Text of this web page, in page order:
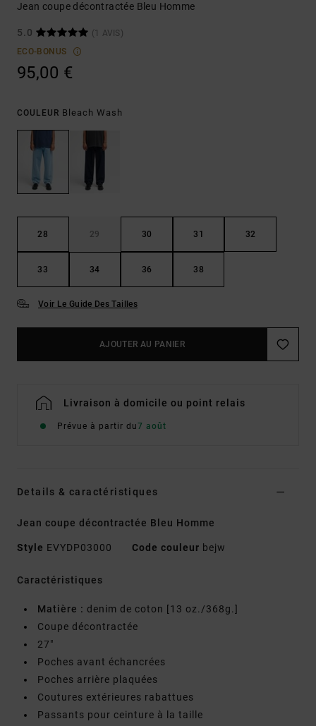
Jean coupe décontractée Bleu Homme
5.0
(1 AVIS)
ECO-BONUS
95,00 €
COULEUR Bleach Wash
28 29 30 31 32
33 34 36 38
Voir Le Guide Des Tailles
AJOUTER AU PANIER
Livraison à domicile ou point relais
Prévue à partir du7 août
Details & caractéristiques
Jean coupe décontractée Bleu Homme
Style EVYDP03000 Code couleur bejw
Caractéristiques
Matière : denim de coton [13 oz./368g.]
Coupe décontractée
27"
Poches avant échancrées
Poches arrière plaquées
Coutures extérieures rabattues
Passants pour ceinture à la taille